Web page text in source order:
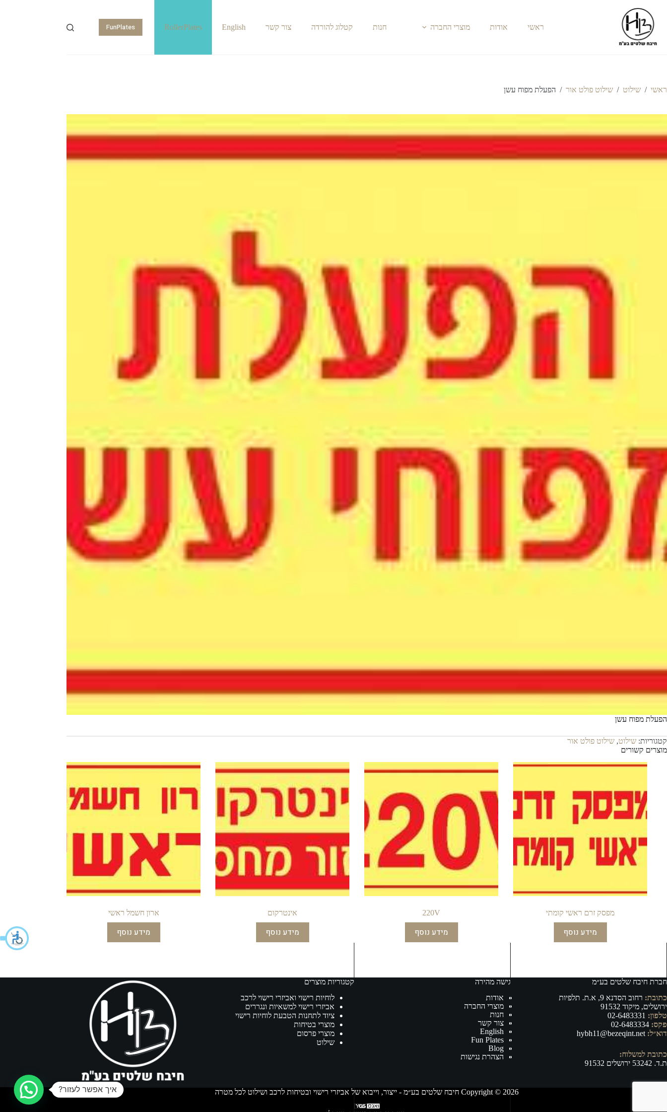
ראשי אודות מוצרי החברה חנות קטלוג להורדה צור קשר English
RollerPlates
FunPlates
Shopping
ראשי / שילוט / שילוט פולט אור / הפעלת מפוח עשן
הפעלת מפוח עשן
קטגוריות: שילוט, שילוט פולט אור
מוצרים קשורים
מפסק זרם ראשי קומתי
מידע נוסף
220V
מידע נוסף
אינטרקום
מידע נוסף
ארון חשמל ראשי
מידע נוסף
חברת חיבח שלטים בע״מ
כתובת:
רחוב הסדנא 9, א.ת. תלפיות
ירושלים, מיקוד 91532
טלפון: 02-6483331
פקס:
דוא״ל: hybh11@bezeqint.net
כתובת למשלוח:
ת.ד. 53242 ירושלים 91532
גישה מהירה
אודות
מוצרי החברה
חנות
צור קשר
English
Fun Plates
Blog
הצהרת נגישות
קטגוריות מוצרים
לוחיות רישוי ואביזרי רישוי לרכב
אביזרי רישוי למשאיות ונגררים
ציוד לתחנות הטבעת לוחיות רישוי
מוצרי בטיחות
מוצרי פרסום
שילוט
Copyright © 2026 חיבח שלטים בע״מ - ייצור, וייבוא של אביזרי רישוי ובטיחות לרכב ושילוט לכל מטרה איך אפשר לעזור?